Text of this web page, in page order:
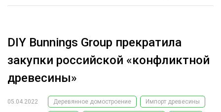
РЕКЛАМОДАТЕЛЯМ
ЛЕСНОЕ ХОЗЯЙСТВО
ЭКСПЕРТНОЕ МНЕНИЕ
DIY Bunnings Group прекратила
закупки российской «конфликтной
древесины»
05.04.2022 Деревянное домостроение Импорт древесины